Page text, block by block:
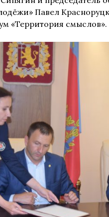
Павел
«Территория смыслов».